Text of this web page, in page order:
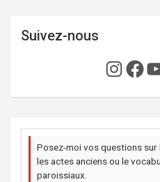
Suivez-nous
Posez-moi vos questions sur
les actes anciens ou le
paroissiaux.